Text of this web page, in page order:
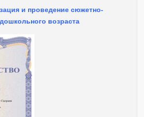
и проведение сюжетно-
возраста